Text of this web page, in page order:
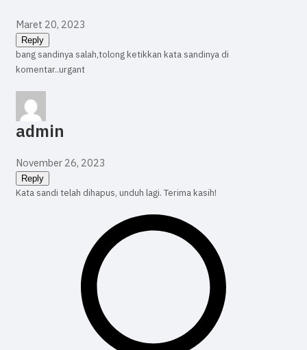
Maret 20, 2023
Reply
bang sandinya salah,tolong ketikkan kata sandinya di
komentar..urgant
admin
November 26, 2023
Reply
Kata sandi telah dihapus, unduh lagi. Terima kasih!